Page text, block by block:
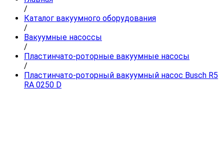
/
Каталог вакуумного оборудования
/
Вакуумные насоссы
/
Пластинчато-роторные вакуумные насосы
/
Пластинчато-роторный вакуумный насос Busch R5
RA 0250 D